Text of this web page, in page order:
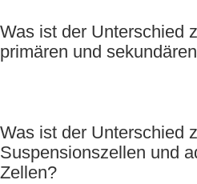
Was ist der Unterschied
primären und
Was ist der Unterschied
Suspensionszellen und
Zellen?